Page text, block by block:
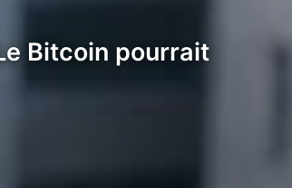
Bitcoin pourrait